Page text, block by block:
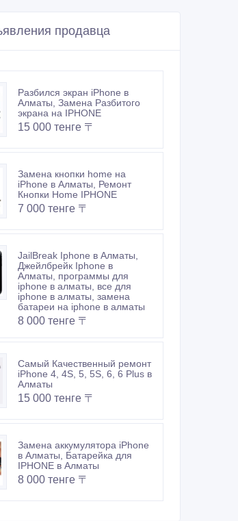
продавца
Разбился экран iPhone в
Алматы, Замена Разбитого
экрана на IPHONE
15 000 тенге 〒
Замена кнопки home на
iPhone в Алматы, Ремонт
Кнопки Home IPHONE
7 000 тенге 〒
JailBreak Iphone в Алматы,
Джейлбрейк Iphone в
Алматы, программы для
iphone в алматы, все для
iphone в алматы, замена
батареи на iphone в алматы
8 000 тенге 〒
Самый Качественный ремонт
iPhone 4, 4S, 5, 5S, 6, 6 Plus в
Алматы
15 000 тенге 〒
Замена аккумулятора iPhone
в Алматы, Батарейка для
IPHONE в Алматы
8 000 тенге 〒